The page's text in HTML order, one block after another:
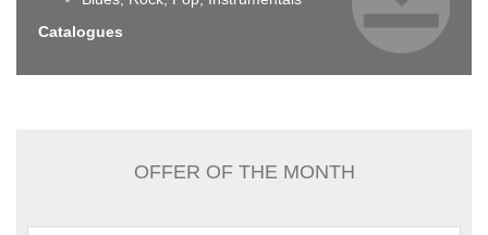
Catalogues
OFFER OF THE MONTH